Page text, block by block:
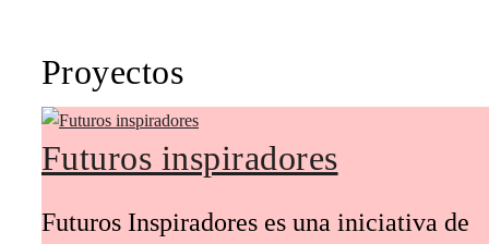
Proyectos
Futuros inspiradores
Futuros Inspiradores es una iniciativa de